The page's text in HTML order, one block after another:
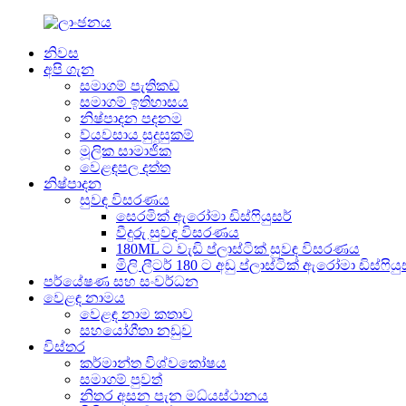
නිවස
අපි ගැන
සමාගම් පැතිකඩ
සමාගම් ඉතිහාසය
නිෂ්පාදන පදනම
ව්යවසාය සුදුසුකම්
මූලික සාමාජික
වෙළඳපල දත්ත
නිෂ්පාදන
සුවඳ විසරණය
සෙරමික් ඇරෝමා ඩිස්ෆියුසර්
වීදුරු සුවඳ විසරණය
180ML ට වැඩි ප්ලාස්ටික් සුවඳ විසරණය
මිලි ලීටර් 180 ට අඩු ප්ලාස්ටික් ඇරෝමා
පර්යේෂණ සහ සංවර්ධන
වෙළඳ නාමය
වෙළඳ නාම කතාව
සහයෝගීතා නඩුව
විස්තර
කර්මාන්ත විශ්වකෝෂය
සමාගම් පුවත්
නිතර අසන පැන මධ්යස්ථානය